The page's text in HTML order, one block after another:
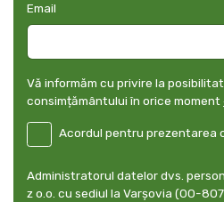
Email
Vă
informăm
privire*
Vă informăm cu privire la
consimțământului în orice moment
UK
Acordul pentru prezentarea
Administratorul
datelor
Administratorul datelor dvs.
z o.o. cu sediul la Varșovia (00-